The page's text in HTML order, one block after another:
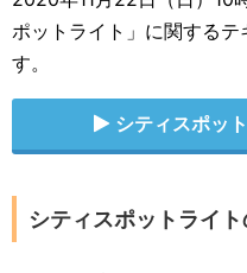
ポットライト」に関するテ
す。
シティスポッ
シティスポットライ